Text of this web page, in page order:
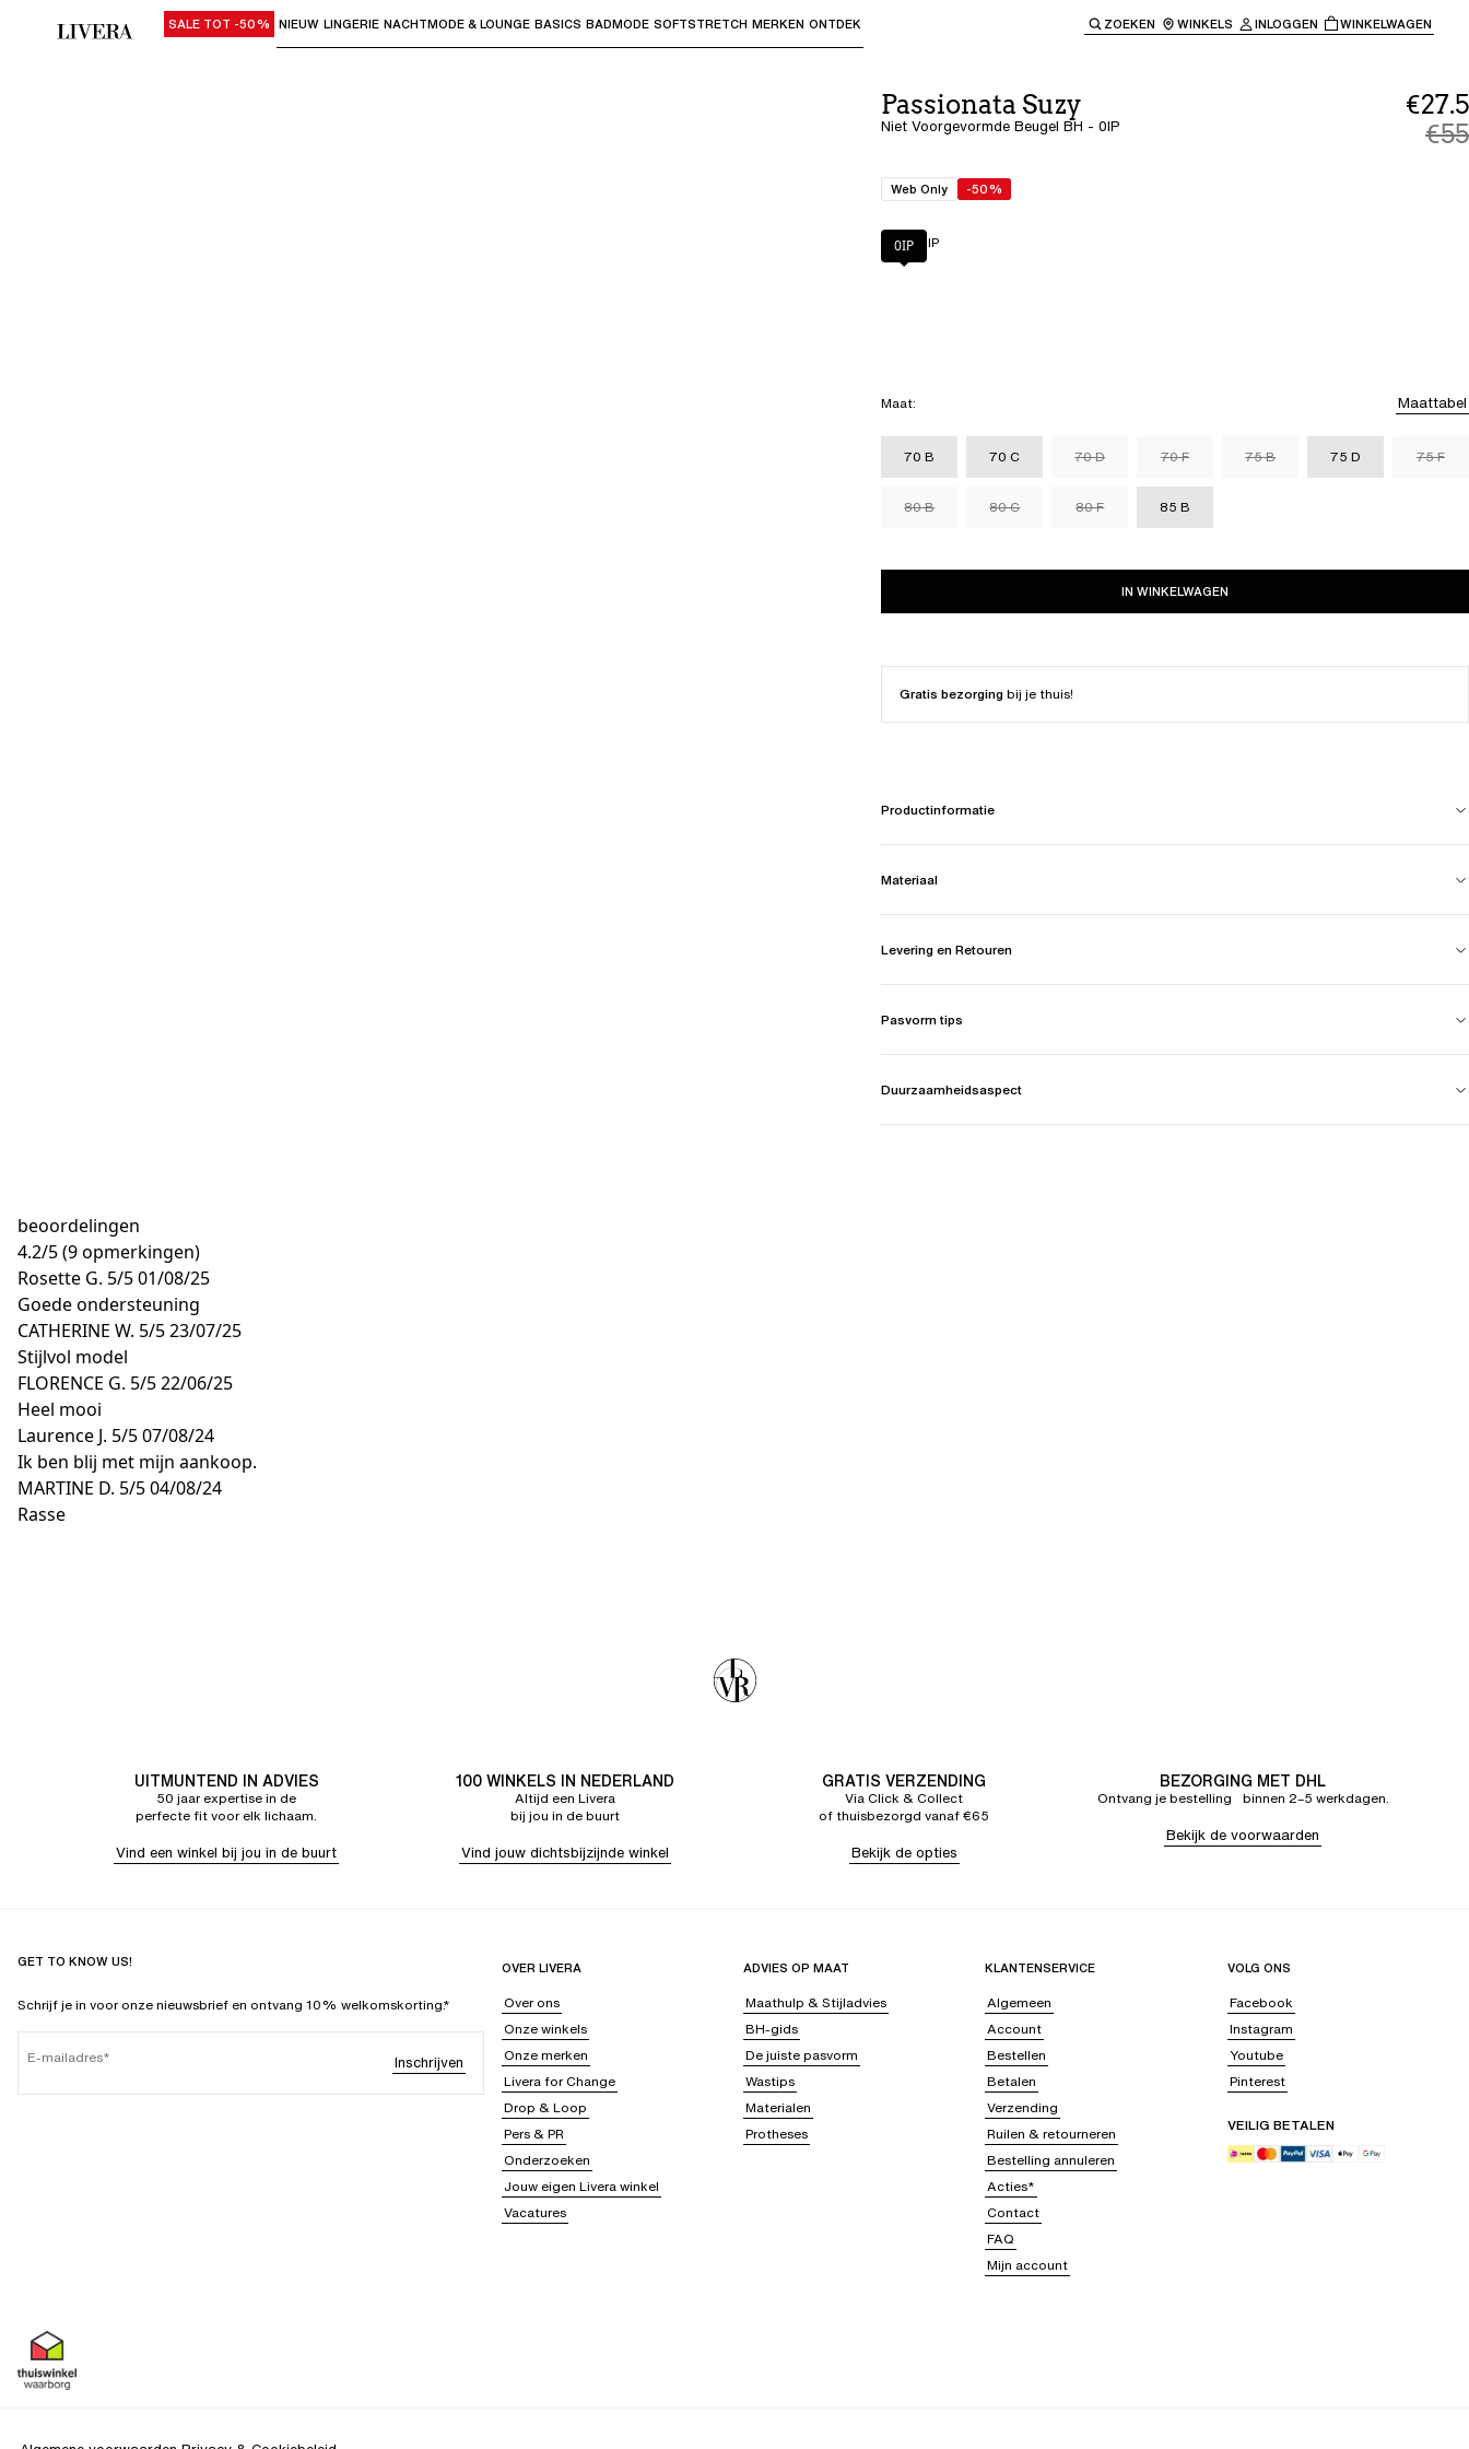
Gebruik "Pijl omlaag" of "Enter" om submenu's te openen en "Pijl omhoog" of "Escape" om terug te keren naar de hoofdnavigatie.
SALE TOT -50% NIEUW LINGERIE NACHTMODE & LOUNGE BASICS BADMODE SOFTSTRETCH MERKEN ONTDEK ZOEKEN WINKELS INLOGGEN WINKELWAGEN
Passionata Suzy
Niet Voorgevormde Beugel BH - 0IP
€27.5
€55
Web Only -50%
Kleur: 0IP
0IP
Maat: Maattabel
70 B 70 C 70 D 70 F 75 B 75 D 75 F
80 B 80 C 80 F 85 B
IN WINKELWAGEN
Gratis bezorgingbij je thuis!
Productinformatie
Materiaal
Levering en Retouren
Pasvorm tips
Duurzaamheidsaspect
beoordelingen
4.2/5(9 opmerkingen)
Rosette G. 5/501/08/25
Goede ondersteuning
CATHERINE W. 5/523/07/25
Stijlvol model
FLORENCE G. 5/522/06/25
Heel mooi
Laurence J. 5/507/08/24
Ik ben blij met mijn aankoop.
MARTINE D. 5/504/08/24
Rasse
UITMUNTEND IN ADVIES
50 jaar expertise in de
perfecte fit voor elk lichaam.
Vind een winkel bij jou in de buurt
100 WINKELS IN NEDERLAND
Altijd een Livera
bij jou in de buurt
Vind jouw dichtsbijzijnde winkel
GRATIS VERZENDING
Via Click & Collect
of thuisbezorgd vanaf €65
Bekijk de opties
BEZORGING MET DHL
Ontvang je bestelling binnen 2–5 werkdagen.
Bekijk de voorwaarden
GET TO KNOW US!
Schrijf je in voor onze nieuwsbrief en ontvang 10% welkomskorting.*
E-mailadres Inschrijven
OVER LIVERA
Over ons
Onze winkels
Onze merken
Livera for Change
Drop & Loop
Pers & PR
Onderzoeken
Jouw eigen Livera winkel
Vacatures
ADVIES OP MAAT
Maathulp & Stijladvies
BH-gids
De juiste pasvorm
Wastips
Materialen
Protheses
KLANTENSERVICE
Algemeen
Account
Bestellen
Betalen
Verzending
Ruilen & retourneren
Bestelling annuleren
Acties*
Contact
FAQ
Mijn account
VOLG ONS
Facebook
Instagram
Youtube
Pinterest
VEILIG BETALEN